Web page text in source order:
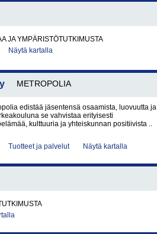
JA YMPÄRISTÖTUTKIMUSTA
Näytä kartalla
METROPOLIA
edistää jäsentensä osaamista, luovuutta ja
se vahvistaa erityisesti
kulttuuria ja yhteiskunnan positiivista ..
Tuotteet ja palvelut Näytä kartalla